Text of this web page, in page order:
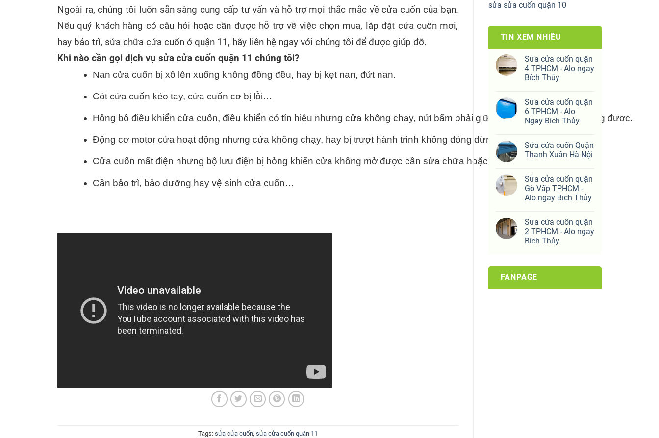
Ngoài ra, chúng tôi luôn sẵn sàng cung cấp tư vấn và hỗ trợ mọi thắc mắc về cửa cuốn của bạn.
Nếu quý khách hàng có câu hỏi hoặc cần được hỗ trợ về việc chọn mua, lắp đặt cửa cuốn mơi,
hay bảo trì, sửa chữa cửa cuốn ở quận 11, hãy liên hệ ngay với chúng tôi để được giúp đỡ.
Khi nào cần gọi dịch vụ sửa cửa cuốn quận 11 chúng tôi?
Nan cửa cuốn bị xô lên xuống không đồng đều, hay bị kẹt nan, đứt nan.
Cót cửa cuốn kéo tay, cửa cuốn cơ bị lỗi…
Hỏng bộ điều khiển cửa cuốn, điều khiển có tín hiệu nhưng cửa không chạy, nút bấm phải giữ chặt thì cửa mới hoạt động được.
Động cơ motor cửa hoạt động nhưng cửa không chạy, hay bị trượt hành trình không đóng dừng như mong muốn.
Cửa cuốn mất điện nhưng bộ lưu điện bị hỏng khiến cửa không mở được cần sửa chữa hoặc thay mới.
Cần bảo trì, bảo dưỡng hay vệ sinh cửa cuốn…
Tags: sửa cửa cuốn, sửa cửa cuốn quận 11
sửa sửa cuốn quận 10
TIN XEM NHIỀU
Sửa cửa cuốn quận
4 TPHCM - Alo ngay
Bích Thủy
Sửa cửa cuốn quận
6 TPHCM - Alo
Ngay Bích Thủy
Sửa cửa cuốn Quận
Thanh Xuân Hà Nội
Sửa cửa cuốn quận
Gò Vấp TPHCM -
Alo ngay Bích Thủy
Sửa cửa cuốn quận
2 TPHCM - Alo ngay
Bích Thủy
FANPAGE